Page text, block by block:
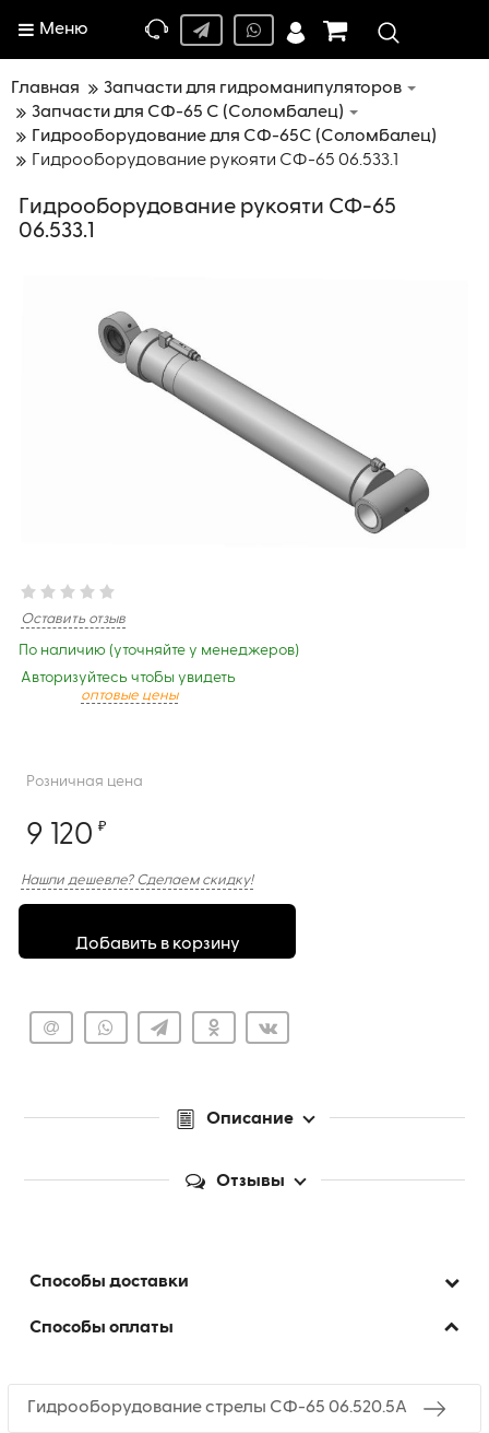
Меню
Главная
Запчасти для гидроманипуляторов
Запчасти для СФ-65 С (Соломбалец)
Гидрооборудование для СФ-65С (Соломбалец)
Гидрооборудование рукояти СФ-65 06.533.1
Гидрооборудование рукояти СФ-65
06.533.1
Оставить отзыв
По наличию (уточняйте у менеджеров)
Авторизуйтесь чтобы увидеть
оптовые цены
Розничная цена
9 120 ₽
Нашли дешевле? Сделаем скидку!
Добавить в корзину
Описание
Отзывы
Способы доставки
Способы оплаты
Гидрооборудование стрелы СФ-65 06.520.5A